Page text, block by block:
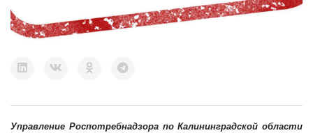
Управление Роспотребнадзора по Калининградской области